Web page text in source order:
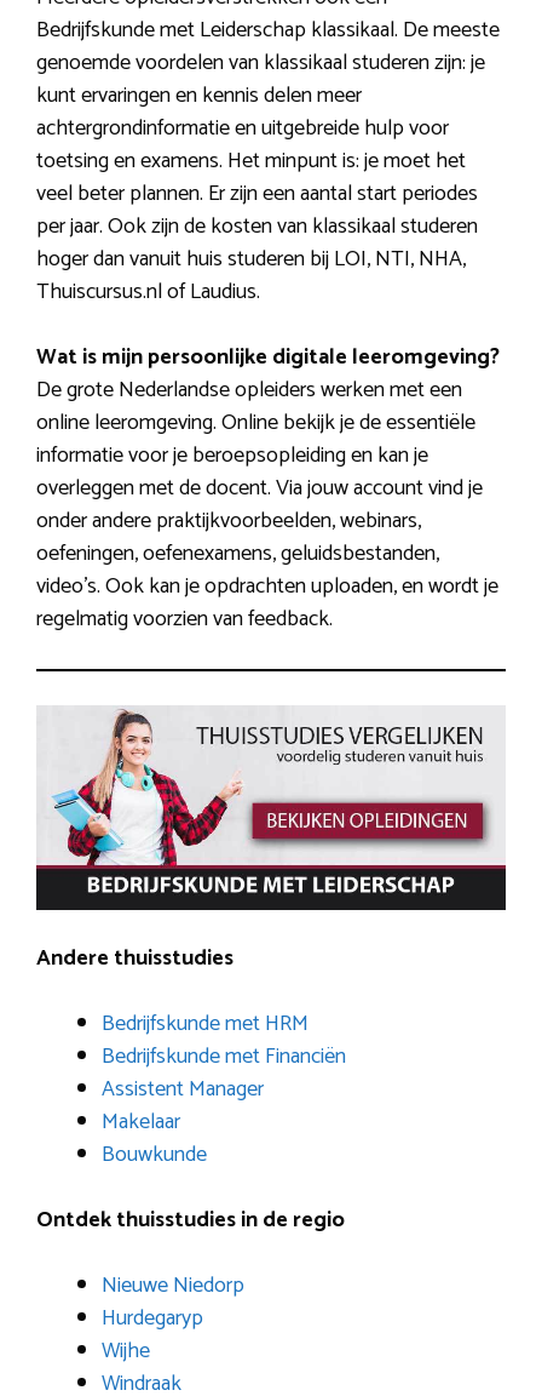
Bedrijfskunde met Leiderschap klassikaal. De meeste
genoemde voordelen van klassikaal studeren zijn: je
kunt ervaringen en kennis delen meer
achtergrondinformatie en uitgebreide hulp voor
toetsing en examens. Het minpunt is: je moet het
veel beter plannen. Er zijn een aantal start periodes
per jaar. Ook zijn de kosten van klassikaal studeren
hoger dan vanuit huis studeren bij LOI, NTI, NHA,
Thuiscursus.nl of Laudius.
Wat is mijn persoonlijke digitale leeromgeving?
De grote Nederlandse opleiders werken met een
online leeromgeving. Online bekijk je de essentiële
informatie voor je beroepsopleiding en kan je
overleggen met de docent. Via jouw account vind je
onder andere praktijkvoorbeelden, webinars,
oefeningen, oefenexamens, geluidsbestanden,
video’s. Ook kan je opdrachten uploaden, en wordt je
regelmatig voorzien van feedback.
Andere thuisstudies
Bedrijfskunde met HRM
Bedrijfskunde met Financiën
Assistent Manager
Makelaar
Bouwkunde
Ontdek thuisstudies in de regio
Nieuwe Niedorp
Hurdegaryp
Wijhe
Windraak